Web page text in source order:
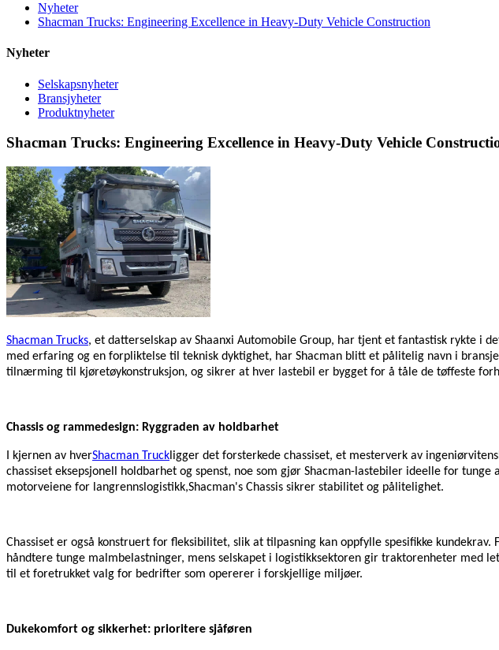
Nyheter
Shacman Trucks: Engineering Excellence in Heavy-Duty Vehicle Construction
Nyheter
Selskapsnyheter
Bransjyheter
Produktnyheter
Shacman Trucks: Engineering Excellence in Heavy-Duty Vehicle
Shacman Trucks, et datterselskap av Shaanxi Automobile Group, har tjent et fantastisk rykte i
med erfaring og en forpliktelse til teknisk dyktighet, har Shacman blitt et pålitelig navn i
tilnærming til kjøretøykonstruksjon, og sikrer at hver lastebil er bygget for å tåle de tøffeste
Chassis og rammedesign: Ryggraden av holdbarhet
I kjernen av hverShacman Truck ligger det forsterkede chassiset, et mesterverk av
chassiset eksepsjonell holdbarhet og spenst, noe som gjør Shacman-lastebiler ideelle for
motorveiene for langrennslogistikk,Shacman's Chassis sikrer stabilitet og pålitelighet.
Chassiset er også konstruert for fleksibilitet, slik at tilpasning kan oppfylle spesifikke
håndtere tunge malmbelastninger, mens selskapet i logistikksektoren gir traktorenheter med
til et foretrukket valg for bedrifter som opererer i forskjellige miljøer.
Dukekomfort og sikkerhet: prioritere sjåføren